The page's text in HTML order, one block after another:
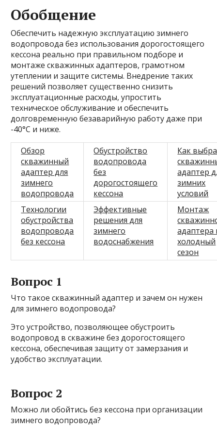
Обобщение
Обеспечить надежную эксплуатацию зимнего
водопровода без использования дорогостоящего
кессона реально при правильном подборе и
монтажe скважинных адаптеров, грамотном
утеплении и защите системы. Внедрение таких
решений позволяет существенно снизить
эксплуатационные расходы, упростить
техническое обслуживание и обеспечить
долговременную безаварийную работу даже при
-40°C и ниже.
Обзор
скважинный
адаптер для
зимнего
водопровода
Обустройство
водопровода
без
дорогостоящего
кессона
Как
адаптер
зимних
условий
Технологии
обустройства
водопровода
без кессона
Эффективные
решения для
зимнего
водоснабжения
Монтаж
адаптера
холодный
сезон
Вопрос 1
Что такое скважинный адаптер и зачем он нужен
для зимнего водопровода?
Это устройство, позволяющее обустроить
водопровод в скважине без дорогостоящего
кессона, обеспечивая защиту от замерзания и
удобство эксплуатации.
Вопрос 2
Можно ли обойтись без кессона при организации
зимнего водопровода?